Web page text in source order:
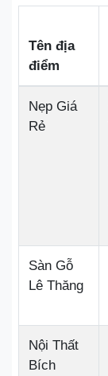
Tên địa
điểm
Nẹp Giá
Rẻ
Sàn Gỗ
Lê Thăng
Nội Thất
Bích